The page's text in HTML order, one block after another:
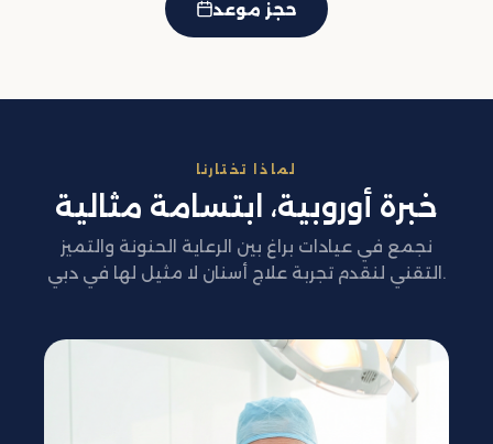
حجز موعد
لماذا تختارنا
خبرة أوروبية، ابتسامة مثالية
نجمع في عيادات براغ بين الرعاية الحنونة والتميز
التقني لنقدم تجربة علاج أسنان لا مثيل لها في دبي.